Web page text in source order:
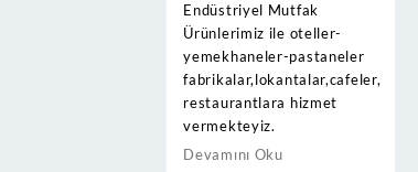
Endüstriyel Mutfak
Ürünlerimiz ile oteller-
yemekhaneler-pastaneler
fabrikalar,lokantalar,cafeler,
restaurantlara hizmet
vermekteyiz.
Devamını Oku